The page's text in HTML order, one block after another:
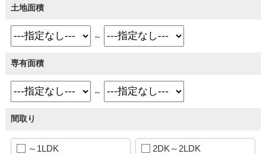
土地面積
～
専有面積
～
間取り
～1LDK 2DK～2LDK